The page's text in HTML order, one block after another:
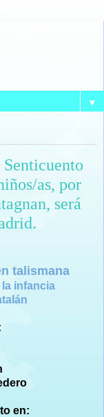
▼
as, por
será
talismana
infancia
en: